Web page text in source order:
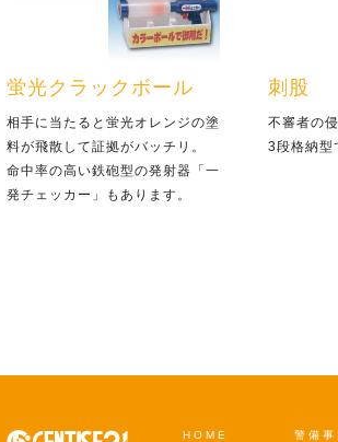
蛍光クラックボール
相手に当たると蛍光オレンジの塗
料が飛散して証拠がバッチリ。
命中率の高い鉄砲型の発射器「一
発チェッカー」もあります。
刺股
不審者の
3段格納型
HOME 警備